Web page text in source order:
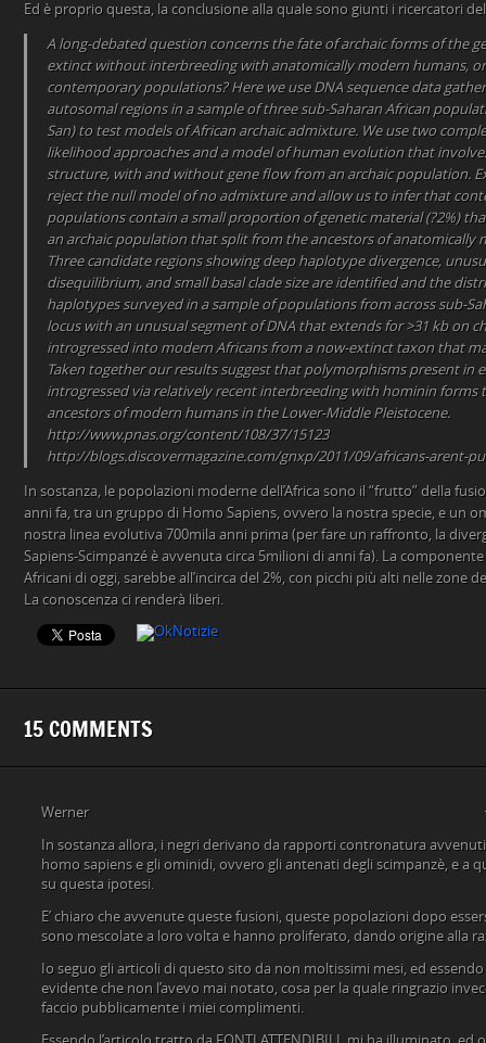
Ed è proprio questa, la conclusione alla quale sono giunti i ricercatori
A long-debated question concerns the fate of archaic forms of the
extinct without interbreeding with anatomically modern humans,
contemporary populations? Here we use DNA sequence data
autosomal regions in a sample of three sub-Saharan African
San) to test models of African archaic admixture. We use two
likelihood approaches and a model of human evolution that
structure, with and without gene flow from an archaic population.
reject the null model of no admixture and allow us to infer that
populations contain a small proportion of genetic material (?2%)
an archaic population that split from the ancestors of anatomically
Three candidate regions showing deep haplotype divergence,
disequilibrium, and small basal clade size are identified and the
haplotypes surveyed in a sample of populations from across sub-
locus with an unusual segment of DNA that extends for >31 kb on
introgressed into modern Africans from a now-extinct taxon that
Taken together our results suggest that polymorphisms present in
introgressed via relatively recent interbreeding with hominin forms
ancestors of modern humans in the Lower-Middle Pleistocene.
http://www.pnas.org/content/108/37/15123
http://blogs.discovermagazine.com/gnxp/2011/09/africans-arent-
In sostanza, le popolazioni moderne dell’Africa sono il “frutto” della
anni fa, tra un gruppo di Homo Sapiens, ovvero la nostra specie, e un
nostra linea evolutiva 700mila anni prima (per fare un raffronto, la
Sapiens-Scimpanzé è avvenuta circa 5milioni di anni fa). La
Africani di oggi, sarebbe all’incirca del 2%, con picchi più alti nelle zone
La conoscenza ci renderà liberi.
15 COMMENTS
Werner
In sostanza allora, i negri derivano da rapporti contronatura
homo sapiens e gli ominidi, ovvero gli antenati degli scimpanzè, e a
su questa ipotesi.
E’ chiaro che avvenute queste fusioni, queste popolazioni dopo
sono mescolate a loro volta e hanno proliferato, dando origine alla
Io seguo gli articoli di questo sito da non moltissimi mesi, ed
evidente che non l’avevo mai notato, cosa per la quale ringrazio
faccio pubblicamente i miei complimenti.